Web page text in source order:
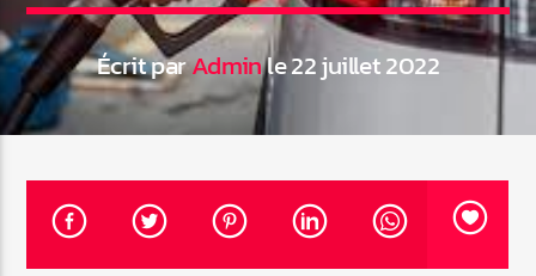
En ce moment
Titre
Artiste
Écrit parAdminle 22 juillet 2022